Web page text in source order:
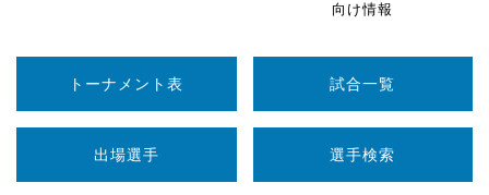
向け情報
トーナメント表 試合一覧
出場選手 選手検索